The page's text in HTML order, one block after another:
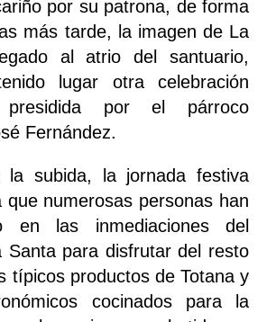
por su patrona, de forma
más tarde, la imagen de La
al atrio del santuario,
lugar otra celebración
presidida por el párroco
Fernández.
la subida, la jornada festiva
que numerosas personas han
en las inmediaciones del
Santa para disfrutar del resto
típicos productos de Totana y
cocinados para la